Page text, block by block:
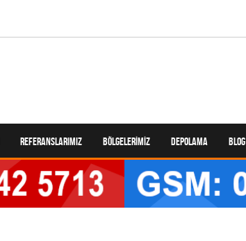
REFERANSLARIMIZ BÖLGELERIMIZ DEPOLAMA BLOG